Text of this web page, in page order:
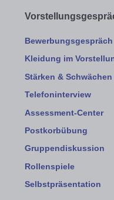
Bewerbungsgespräch
Kleidung im
Stärken &
Telefoninterview
Assessment-Center
Postkorbübung
Gruppendiskussion
Rollenspiele
Selbstpräsentation